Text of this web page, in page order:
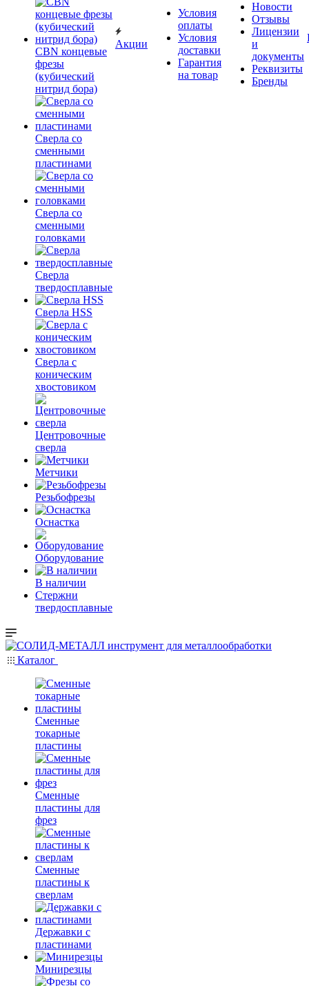
CBN концевые
фрезы
(кубический
нитрид бора)
Сверла со
сменными
пластинами
Сверла со
сменными
головками
Сверла
твердосплавные
Сверла HSS
Сверла с
коническим
хвостовиком
Центровочные
сверла
Метчики
Резьбофрезы
Оснастка
Оборудование
В наличии
Стержни
твердосплавные
Акции
Условия
оплаты
Условия
доставки
Гарантия
на товар
Новости
Отзывы
Лицензии
и
документы
Реквизиты
Бренды
Каталог
Сменные
токарные
пластины
Сменные
пластины для
фрез
Сменные
пластины к
сверлам
Державки с
пластинами
Минирезцы